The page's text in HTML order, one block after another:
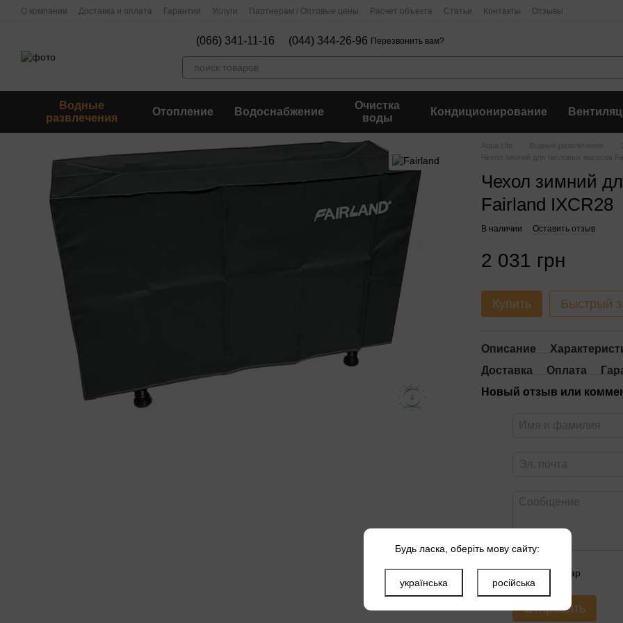
Перейти к основному контенту
О компании Доставка и оплата Гарантии Услуги Партнерам / Оптовые цены Расчет объекта Статьи Контакты Отзывы
(066) 341-11-16 (044) 344-26-96 Перезвонить вам?
Водные
развлечения
Отопление Водоснабжение
Очистка
воды
Кондиционирование
Aqua Life Водные развлечения
Чехол зимний для тепловых насосов
Чехол зимний
Fairland IXCR28
В наличии Оставить отзыв
2 031 грн
Купить Быстрый
Описание
Доставка
Оплата
Новый отзыв или
Оцените товар
Отправить
Будь ласка, оберіть мову сайту:
українська російська